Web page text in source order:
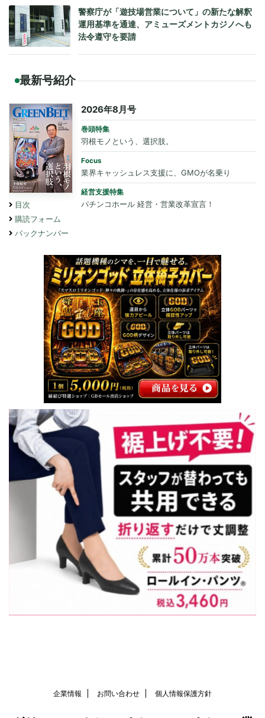
警察庁が「遊技場営業について」の新たな解釈
運用基準を通達、アミューズメントカジノへも
法令遵守を要請
最新号紹介
目次
購読フォーム
バックナンバー
2026年8月号
巻頭特集
羽根モノという、選択肢。
Focus
業界キャッシュレス支援に、GMOが名乗り
経営支援特集
パチンコホール 経営・営業改革宣言！
企業情報 お問い合わせ 個人情報保護方針